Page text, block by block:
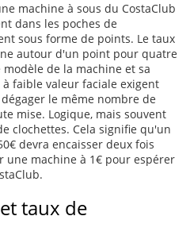
machine à sous du CostaClub
dans les poches de
sous forme de points. Le taux
autour d'un point pour quatre
de la machine et sa
faible valeur faciale exigent
le même nombre de
mise. Logique, mais souvent
clochettes. Cela signifie qu'un
devra encaisser deux fois
machine à 1€ pour espérer
taux de